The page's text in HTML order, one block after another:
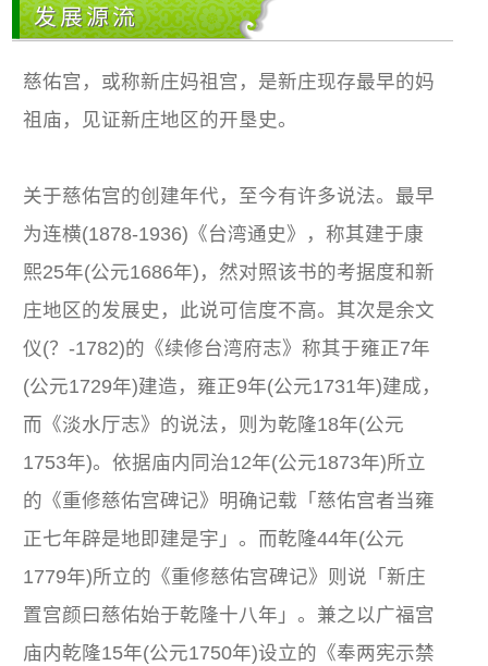
发展源流
慈佑宫，或称新庄妈祖宫，是新庄现存最早的妈
祖庙，见证新庄地区的开垦史。
关于慈佑宫的创建年代，至今有许多说法。最早
为连横(1878-1936)《台湾通史》，称其建于康
熙25年(公元1686年)，然对照该书的考据度和新
庄地区的发展史，此说可信度不高。其次是余文
仪(？-1782)的《续修台湾府志》称其于雍正7年
(公元1729年)建造，雍正9年(公元1731年)建成，
而《淡水厅志》的说法，则为乾隆18年(公元
1753年)。依据庙内同治12年(公元1873年)所立
的《重修慈佑宫碑记》明确记载「慈佑宫者当雍
正七年辟是地即建是宇」。而乾隆44年(公元
1779年)所立的《重修慈佑宫碑记》则说「新庄
置宫颜曰慈佑始于乾隆十八年」。兼之以广福宫
庙内乾隆15年(公元1750年)设立的《奉两宪示禁